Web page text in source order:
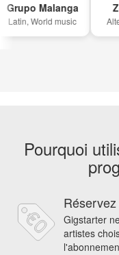
Grupo Malanga
Latin, World music
Pourquoi
Gigstarter
artistes